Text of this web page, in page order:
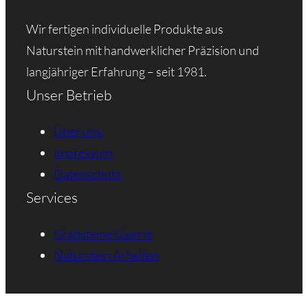
Wir fertigen individuelle Produkte aus
Naturstein mit handwerklicher Präzision und
langjähriger Erfahrung – seit 1981.
Unser Betrieb
Über uns
Impressum
Datenschutz
Services
Grabsteine Galerie
Naturstein Arbeiten